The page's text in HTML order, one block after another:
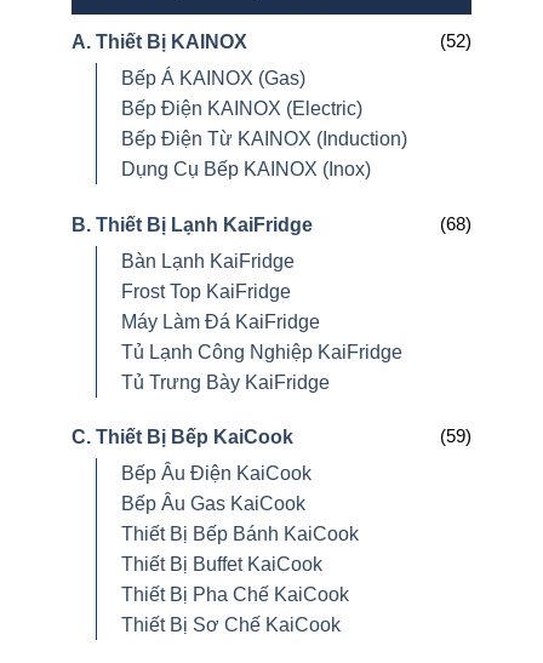
A. Thiết Bị KAINOX
(52)
Bếp Á KAINOX (Gas)
Bếp Điện KAINOX (Electric)
Bếp Điện Từ KAINOX (Induction)
Dụng Cụ Bếp KAINOX (Inox)
B. Thiết Bị Lạnh KaiFridge
(68)
Bàn Lạnh KaiFridge
Frost Top KaiFridge
Máy Làm Đá KaiFridge
Tủ Lạnh Công Nghiệp KaiFridge
Tủ Trưng Bày KaiFridge
C. Thiết Bị Bếp KaiCook
(59)
Bếp Âu Điện KaiCook
Bếp Âu Gas KaiCook
Thiết Bị Bếp Bánh KaiCook
Thiết Bị Buffet KaiCook
Thiết Bị Pha Chế KaiCook
Thiết Bị Sơ Chế KaiCook